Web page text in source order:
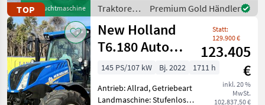
TOPGebrauchtmaschine
Höchstgeschwindigkeit in
km/h: 40 km/h, Getriebeart
Landmaschine:
Traktoren
/ Steyr
Premium Gold Händler
New Holland
T6.180 Auto
Command
SideWinder II
(Stage V)
Statt:
129.900 €
123.405
€
inkl. 20 %
MwSt.
102.837,50 €
145 PS/107 kW Bj. 2022
1711 h
Antrieb: Allrad, Getriebeart
Landmaschine: Stufenloses